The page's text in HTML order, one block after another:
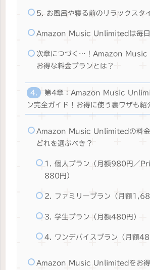
5. お風呂や寝る前のリラックスタ
Amazon Music Unlimitedは毎日
次章につづく…！Amazon
お得な料金プランとは？
第4章：Amazon Music
ン完全ガイド！お得に使う裏ワザも紹
Amazon Music Unlimitedの料金
どれを選ぶべき？
1. 個人プラン（月額980円／
880円）
2. ファミリープラン（月額
3. 学生プラン（月額480円）
4. ワンデバイスプラン（月額
Amazon Music Unlimitedをお得